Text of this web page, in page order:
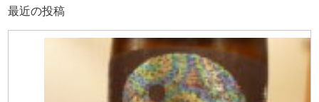
最近の投稿